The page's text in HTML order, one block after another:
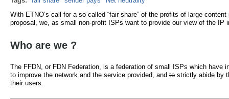
With ETNO’s call for a so called “fair share” of the profits of large
proposal, we, as small non-profit ISPs want to provide our view of the
Who are we ?
The FFDN, or FDN Federation, is a federation of small ISPs which
to improve the network and the service provided, and to strictly abide by
their users.